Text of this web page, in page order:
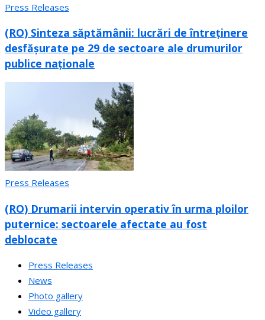
Press Releases
(RO) Sinteza săptămânii: lucrări de întreținere
desfășurate pe 29 de sectoare ale drumurilor
publice naționale
Press Releases
(RO) Drumarii intervin operativ în urma ploilor
puternice: sectoarele afectate au fost
deblocate
Press Releases
News
Photo gallery
Video gallery